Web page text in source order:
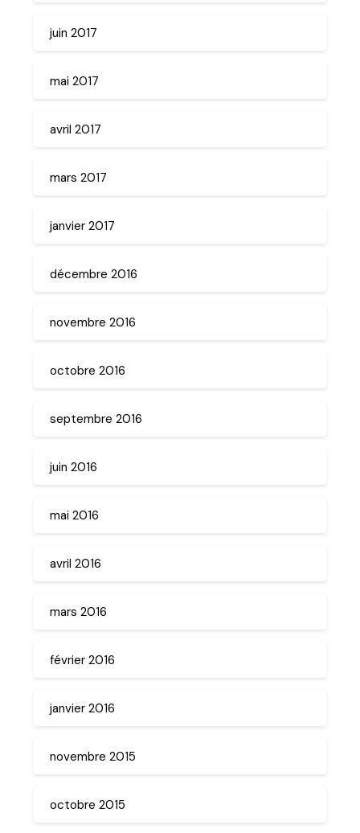
juin 2017
mai 2017
avril 2017
mars 2017
janvier 2017
décembre 2016
novembre 2016
octobre 2016
septembre 2016
juin 2016
mai 2016
avril 2016
mars 2016
février 2016
janvier 2016
novembre 2015
octobre 2015